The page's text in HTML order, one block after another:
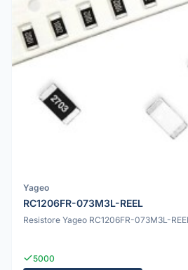
Yageo
RC1206FR-073M3L-REEL
Resistore Yageo RC1206FR-073M3L-
5000